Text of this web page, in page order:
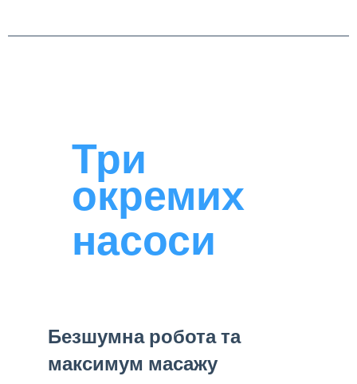
Три
окремих
насоси
Безшумна робота та
максимум масажу